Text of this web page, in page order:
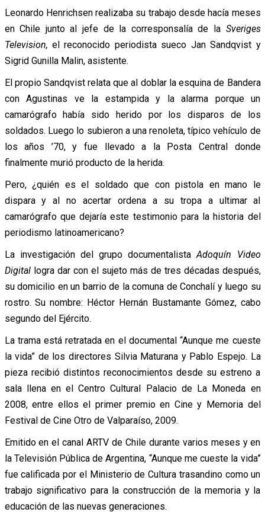
Leonardo Henrichsen realizaba su trabajo desde hacía meses
en Chile junto al jefe de la corresponsalía de la Sveriges
Television, el reconocido periodista sueco Jan Sandqvist y
Sigrid Gunilla Malin, asistente.
El propio Sandqvist relata que al doblar la esquina de Bandera
con Agustinas ve la estampida y la alarma porque un
camarógrafo había sido herido por los disparos de los
soldados. Luego lo subieron a una renoleta, típico vehículo de
los años ’70, y fue llevado a la Posta Central donde
finalmente murió producto de la herida.
Pero, ¿quién es el soldado que con pistola en mano le
dispara y al no acertar ordena a su tropa a ultimar al
camarógrafo que dejaría este testimonio para la historia del
periodismo latinoamericano?
La investigación del grupo documentalistaAdoquín Video
Digitallogra dar con el sujeto más de tres décadas después,
su domicilio en un barrio de la comuna de Conchalí y luego su
rostro. Su nombre: Héctor Hernán Bustamante Gómez, cabo
segundo del Ejército.
La trama está retratada en el documental “Aunque me cueste
la vida” de los directores Silvia Maturana y Pablo Espejo. La
pieza recibió distintos reconocimientos desde su estreno a
sala llena en el Centro Cultural Palacio de La Moneda en
2008, entre ellos el primer premio en Cine y Memoria del
Festival de Cine Otro de Valparaíso, 2009.
Emitido en el canal ARTV de Chile durante varios meses y en
la Televisión Pública de Argentina, “Aunque me cueste la vida”
fue calificada por el Ministerio de Cultura trasandino como un
trabajo significativo para la construcción de la memoria y la
educación de las nuevas generaciones.